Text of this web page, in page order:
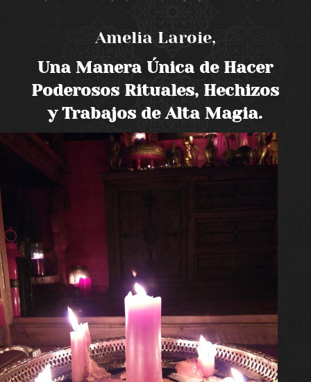
Amelia Laroie,
Una Manera Única de Hacer
Poderosos Rituales, Hechizos
y Trabajos de Alta Magia.